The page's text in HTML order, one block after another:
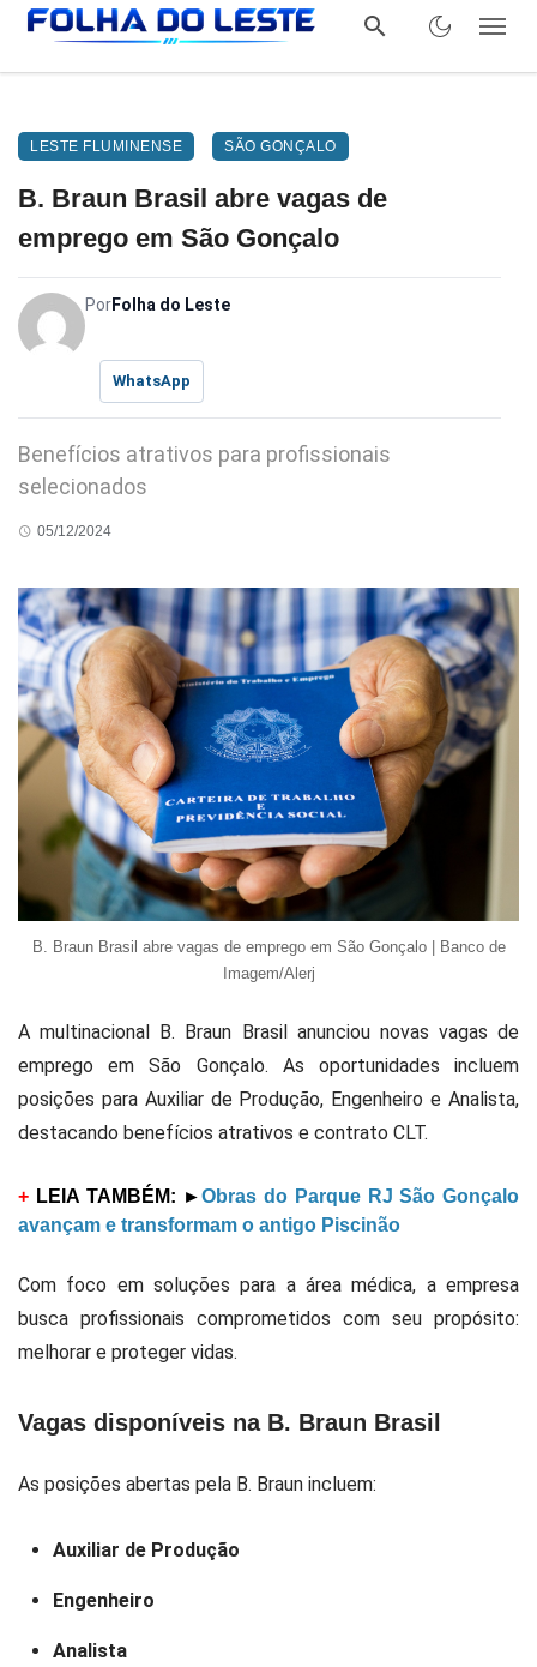
LESTE FLUMINENSE SÃO GONÇALO
B. Braun Brasil abre vagas de
emprego em São Gonçalo
PorFolha do Leste
WhatsApp
Benefícios atrativos para profissionais
selecionados
05/12/2024
B. Braun Brasil abre vagas de emprego em São Gonçalo | Banco de
Imagem/Alerj
A multinacional B. Braun Brasil anunciou novas vagas de
emprego em São Gonçalo. As oportunidades incluem
posições para Auxiliar de Produção, Engenheiro e Analista,
destacando benefícios atrativos e contrato CLT.
+ LEIA TAMBÉM: ►Obras do Parque RJ São Gonçalo
avançam e transformam o antigo Piscinão
Com foco em soluções para a área médica, a empresa
busca profissionais comprometidos com seu propósito:
melhorar e proteger vidas.
Vagas disponíveis na B. Braun Brasil
As posições abertas pela B. Braun incluem:
Auxiliar de Produção
Engenheiro
Analista